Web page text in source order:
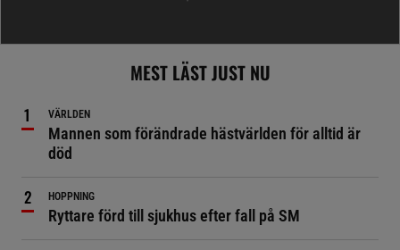
MEST LÄST JUST NU
VÄRLDEN
Mannen som förändrade hästvärlden för alltid är
död
HOPPNING
Ryttare förd till sjukhus efter fall på SM